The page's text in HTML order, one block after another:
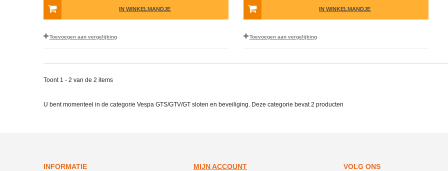
IN WINKELMANDJE
Toevoegen aan vergelijking
IN WINKELMANDJE
Toevoegen aan vergelijking
Toont 1 - 2 van de 2 items
U bent momenteel in de categorie Vespa GTS/GTV/GT sloten en beveiliging. Deze categorie bevat2 producten
INFORMATIE MIJN ACCOUNT VOLG ONS